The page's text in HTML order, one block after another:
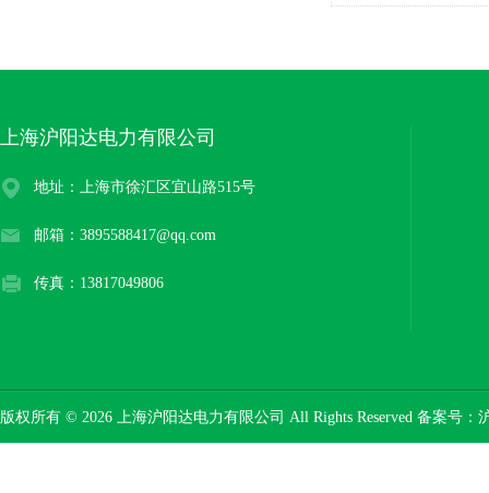
上海沪阳达电力有限公司
地址：上海市徐汇区宜山路515号
邮箱：3895588417@qq.com
传真：13817049806
版权所有 © 2026 上海沪阳达电力有限公司 All Rights Reserved 备案号：